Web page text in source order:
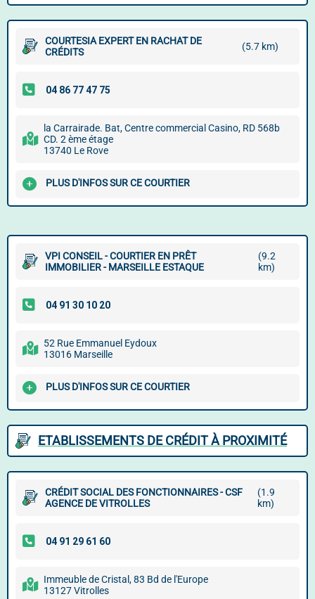
COURTESIA EXPERT EN RACHAT DE
CRÉDITS
(5.7 km)
la Carrairade. Bat, Centre commercial Casino, RD 568b
CD. 2 ème étage
13740 Le Rove
PLUS D'INFOS SUR CE COURTIER
VPI CONSEIL - COURTIER EN PRÊT
IMMOBILIER - MARSEILLE ESTAQUE
(9.2
km)
52 Rue Emmanuel Eydoux
13016 Marseille
PLUS D'INFOS SUR CE COURTIER
ETABLISSEMENTS DE CRÉDIT À PROXIMITÉ
CRÉDIT SOCIAL DES FONCTIONNAIRES - CSF
AGENCE DE VITROLLES
(1.9
km)
Immeuble de Cristal, 83 Bd de l'Europe
13127 Vitrolles